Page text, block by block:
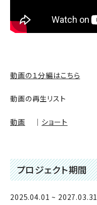
動画の１分編はこちら
動画の再生リスト
動画 ｜ ショート
プロジェクト期間
2025.04.01 ~ 2027.03.31